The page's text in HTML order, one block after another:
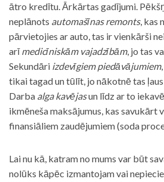
ātro kredītu. Ārkārtas gadījumi.
neplānots automašīnas remonts, kas
pārvietojies ar auto, tas ir vienkārši
arīmedicīniskām vajadzībām, jo tas
Sekundāri izdevīgiem piedāvājumiem
tikai tagad un tūlīt, jo nākotnē tas
Darba alga kavējasun līdz ar to
ikmēneša maksājumus, kas savukārt
finansiāliem zaudējumiem (soda
Lai nu kā, katram no mums var būt
nolūks kāpēc izmantojam vai